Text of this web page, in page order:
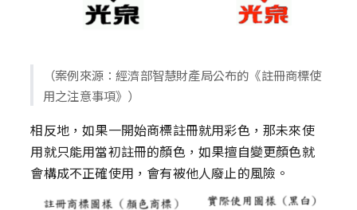
（案例來源：經濟部智慧財產局公布的《註冊商標使
用之注意事項》）
相反地，如果一開始商標註冊就用彩色，那未來使
用就只能用當初註冊的顏色，如果擅自變更顏色就
會構成不正確使用，會有被他人廢止的風險。